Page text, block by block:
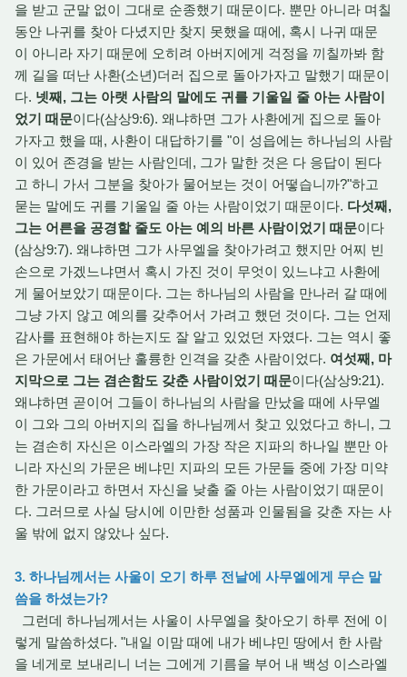
을 받고 군말 없이 그대로 순종했기 때문이다. 뿐만 아니라 며칠
동안 나귀를 찾아 다녔지만 찾지 못했을 때에, 혹시 나귀 때문
이 아니라 자기 때문에 오히려 아버지에게 걱정을 끼칠까봐 함
께 길을 떠난 사환(소년)더러 집으로 돌아가자고 말했기 때문이
다. 넷째, 그는 아랫 사람의 말에도 귀를 기울일 줄 아는 사람이
었기 때문이다(삼상9:6). 왜냐하면 그가 사환에게 집으로 돌아
가자고 했을 때, 사환이 대답하기를 "이 성읍에는 하나님의 사람
이 있어 존경을 받는 사람인데, 그가 말한 것은 다 응답이 된다
고 하니 가서 그분을 찾아가 물어보는 것이 어떻습니까?"하고
묻는 말에도 귀를 기울일 줄 아는 사람이었기 때문이다. 다섯째,
그는 어른을 공경할 줄도 아는 예의 바른 사람이었기 때문이다
(삼상9:7). 왜냐하면 그가 사무엘을 찾아가려고 했지만 어찌 빈
손으로 가겠느냐면서 혹시 가진 것이 무엇이 있느냐고 사환에
게 물어보았기 때문이다. 그는 하나님의 사람을 만나러 갈 때에
그냥 가지 않고 예의를 갖추어서 가려고 했던 것이다. 그는 언제
감사를 표현해야 하는지도 잘 알고 있었던 자였다. 그는 역시 좋
은 가문에서 태어난 훌륭한 인격을 갖춘 사람이었다. 여섯째, 마
지막으로 그는 겸손함도 갖춘 사람이었기 때문이다(삼상9:21).
왜냐하면 곧이어 그들이 하나님의 사람을 만났을 때에 사무엘
이 그와 그의 아버지의 집을 하나님께서 찾고 있었다고 하니, 그
는 겸손히 자신은 이스라엘의 가장 작은 지파의 하나일 뿐만 아
니라 자신의 가문은 베냐민 지파의 모든 가문들 중에 가장 미약
한 가문이라고 하면서 자신을 낮출 줄 아는 사람이었기 때문이
다. 그러므로 사실 당시에 이만한 성품과 인물됨을 갖춘 자는 사
울 밖에 없지 않았나 싶다.
3. 하나님께서는 사울이 오기 하루 전날에 사무엘에게 무슨 말
씀을 하셨는가?
그런데 하나님께서는 사울이 사무엘을 찾아오기 하루 전에 이
렇게 말씀하셨다. "내일 이맘 때에 내가 베냐민 땅에서 한 사람
을 네게로 보내리니 너는 그에게 기름을 부어 내 백성 이스라엘